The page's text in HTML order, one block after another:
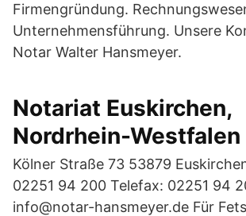
Firmengründung.
Unternehmensführung. Unsere
Notar Walter Hansmeyer.
Notariat Euskirchen,
Nordrhein-Westfalen
Kölner Straße 73 53879
02251 94 200 Telefax: 02251 94
info@notar-hansmeyer.de Für